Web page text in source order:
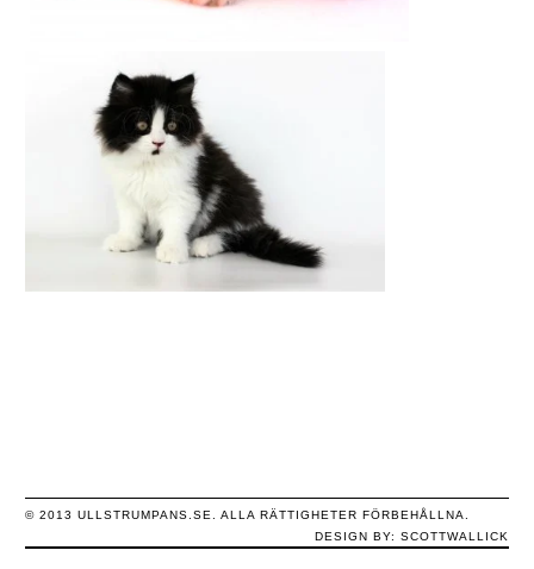
© 2013 ULLSTRUMPANS.SE. ALLA RÄTTIGHETER FÖRBEHÅLLNA.
DESIGN BY: SCOTTWALLICK